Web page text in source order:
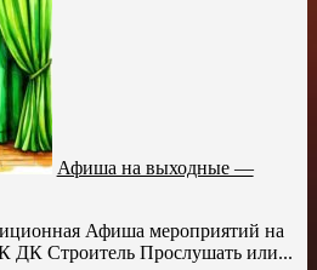
Афиша на выходные —
Афиша мероприятий на
ДК Строитель Прослушать или...